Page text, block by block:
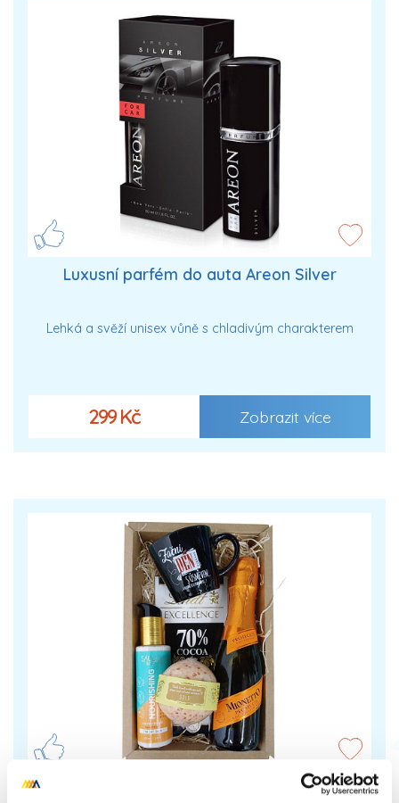
Luxusní parfém do auta Areon Silver
Lehká a svěží unisex vůně s chladivým charakterem
299 Kč Zobrazit více